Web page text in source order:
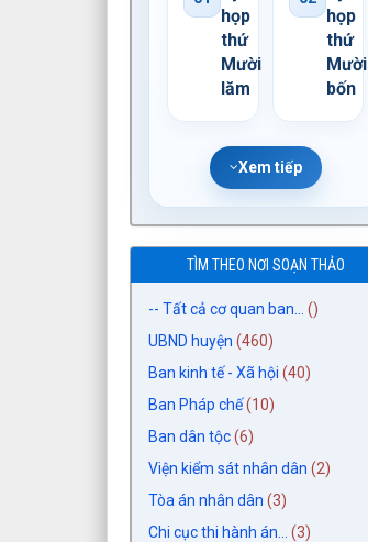
họp
thứ
Mười
lăm
họp
thứ
Mười
bốn
Xem tiếp
TÌM THEO NƠI SOẠN THẢO
-- Tất cả cơ quan ban...
()
UBND huyện (460)
Ban kinh tế - Xã hội (40)
Ban Pháp chế(10)
Ban dân tộc(6)
Viện kiểm sát nhân dân (2)
Tòa án nhân dân (3)
Chi cục thi hành án...
(3)